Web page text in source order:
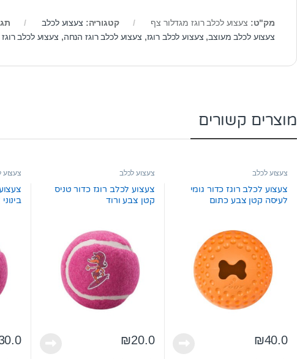
מק"ט: צעצוע לכלב רוגז מגדלור צף קטגוריה: צעצוע לכלב
צעצוע לכלב מעוצב, צעצוע לכלב רוגז, צעצוע לכלב רוגז הנחה, צעצוע לכלב
מוצרים קשורים
צעצוע לכלב
צעצוע לכלב רוגז כדור גומי
לעיסה קטן צבע כתום
₪40.0
צעצוע לכלב
צעצוע לכלב רוגז כדור טניס
קטן צבע ורוד
₪20.0
צעצוע